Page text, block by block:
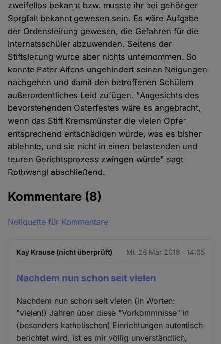
zweifellos bekannt bzw. musste ihr bei gehöriger
Sorgfalt bekannt gewesen sein. Es wäre Aufgabe
der Ordensleitung gewesen, die Gefahren für die
Internatsschüler abzuwenden. Seitens der
Stiftsleitung wurde aber nichts unternommen. So
konnte Pater Alfons ungehindert seinen Neigungen
nachgehen und damit den betroffenen Schülern
außerordentliches Leid zufügen. "Angesichts des
bevorstehenden Osterfestes wäre es angebracht,
wenn das Stift Kremsmünster die vielen Opfer
entsprechend entschädigen würde, was es bisher
ablehnte, und sie nicht in einen belastenden und
teuren Gerichtsprozess zwingen würde" sagt
Rothwangl abschließend.
Kommentare (8)
Netiquette für Kommentare
Kay Krause (nicht überprüft) Mi. 28 Mär 2018 - 14:05
Nachdem nun schon seit vielen
Nachdem nun schon seit vielen (in Worten:
"vielen!) Jahren über diese "Vorkommnisse" in
(besonders katholischen) Einrichtungen autentisch
berichtet wird, ist es mir völlig unverständlich,